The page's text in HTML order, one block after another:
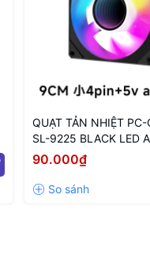
QUẠT TẢN NHIỆT
SL-9225 BLACK LED
ĐEN/ 9CM/ LED TÂM
90.000₫